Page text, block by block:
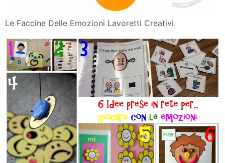
Le Faccine Delle Emozioni Lavoretti Creativi